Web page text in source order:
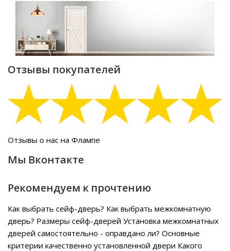
Отзывы покупателей
Отзывы о нас на Флампе
Мы Вконтакте
Рекомендуем к прочтению
Как выбрать сейф-дверь? Как выбрать межкомнатную
дверь? Размеры сейф-дверей Установка межкомнатных
дверей самостоятельно - оправдано ли? Основные
критерии качественно установленной двери Какого